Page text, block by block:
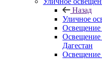
Назад
Уличное
Освещение
Освещение
Дагестан
Освещение